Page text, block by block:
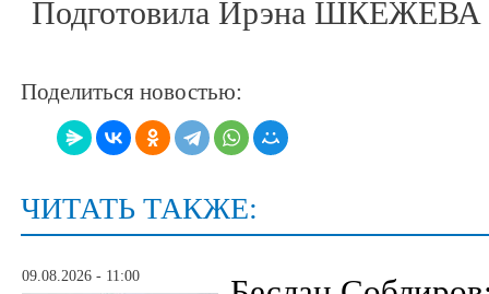
Подготовила Ирэна ШКЕЖЕВА
Поделиться новостью:
ЧИТАТЬ ТАКЖЕ:
09.08.2026 - 11:00